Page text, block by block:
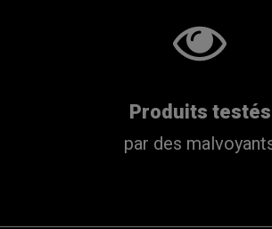
Produits testés
par des